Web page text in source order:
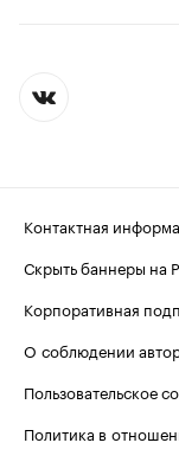
Контактная
Скрыть баннеры на
Корпоративная
О соблюдении
Пользовательское
Политика в